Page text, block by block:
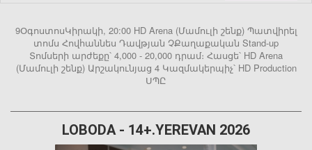
9ՕգոստոսԿիրակի, 20:00 HD Arena (Մամուլի շենք) Պատվիրել
տոմս Հովհաննես Դավթյան ՉՔաղաքական Stand-up
Տոմսերի արժեքը՝ 4,000 - 20,000 դրամ։ Հասցե՝ HD Arena
(Մամուլի շենք) Արշակունյաց 4 Կազմակերպիչ՝ HD Production
ՍՊԸ
LOBODA - 14+.YEREVAN 2026